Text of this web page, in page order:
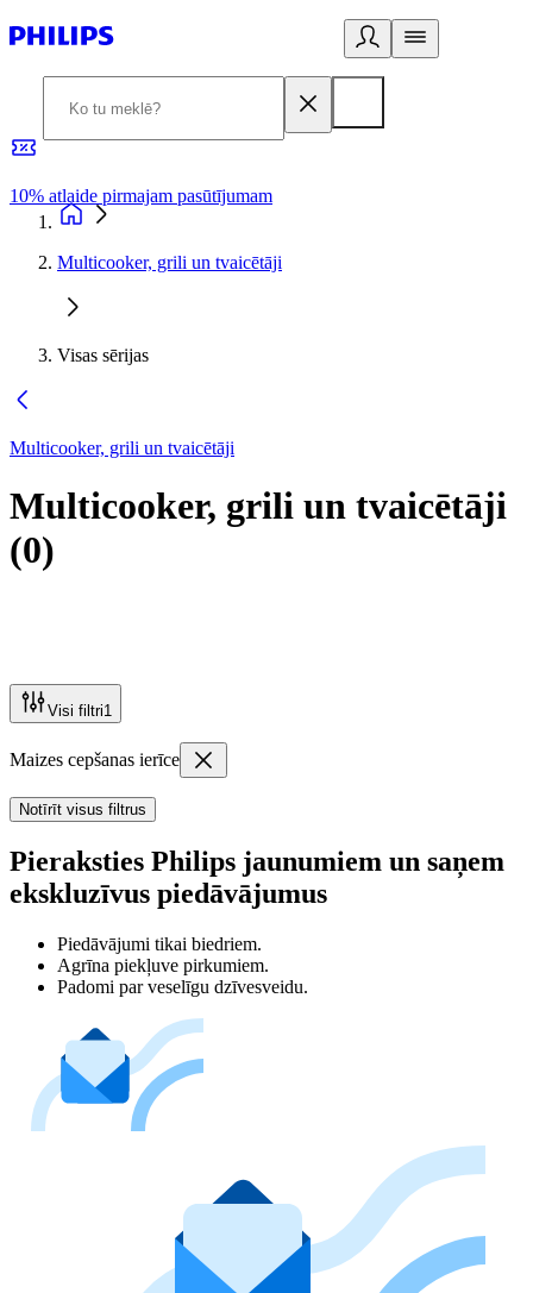
10% atlaide pirmajam pasūtījumam
Multicooker, grili un tvaicētāji
Visas sērijas
Multicooker, grili un tvaicētāji
Multicooker, grili un tvaicētāji
(0)
Visi filtri1
Maizes cepšanas ierīce
Notīrīt visus filtrus
Pieraksties Philips jaunumiem un saņem
ekskluzīvus piedāvājumus
Piedāvājumi tikai biedriem.
Agrīna piekļuve pirkumiem.
Padomi par veselīgu dzīvesveidu.